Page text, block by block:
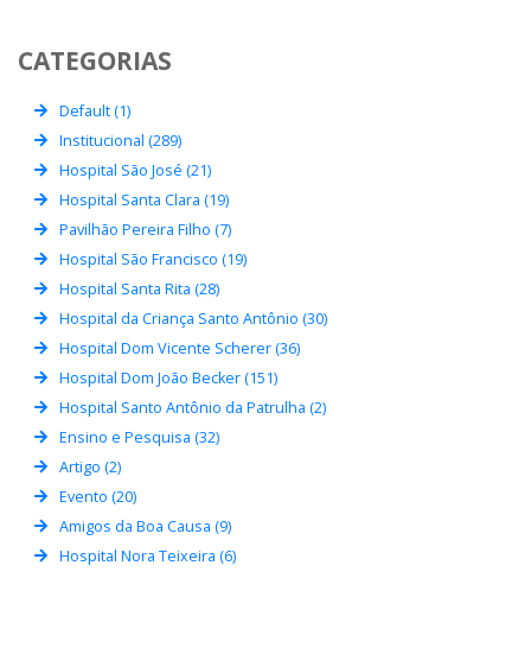
CATEGORIAS
Default (1)
Institucional (289)
Hospital São José (21)
Hospital Santa Clara (19)
Pavilhão Pereira Filho (7)
Hospital São Francisco (19)
Hospital Santa Rita (28)
Hospital da Criança Santo Antônio (30)
Hospital Dom Vicente Scherer (36)
Hospital Dom João Becker (151)
Hospital Santo Antônio da Patrulha (2)
Ensino e Pesquisa (32)
Artigo (2)
Evento (20)
Amigos da Boa Causa (9)
Hospital Nora Teixeira (6)